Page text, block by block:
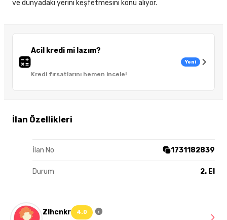
Acil kredi mi lazım?
Kredi fırsatlarını hemen incele!
Yeni
İlan Özellikleri
İlan No 1731182839
Durum 2. El
ve dünyadaki yerini keşfetmesini konu alıyor.
Zlhcnkr 4.0